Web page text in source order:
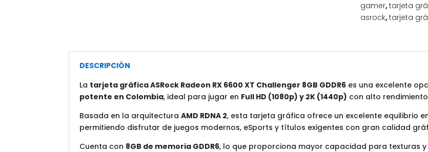
gamer,tarjeta
asrock,tarjeta
DESCRIPCIÓN
La tarjeta gráfica ASRock Radeon RX 6600 XT Challenger 8GB GDDR6 es una excelente
potente en Colombia, ideal para jugar en Full HD (1080p) y 2K (1440p) con alto
Basada en la arquitecturaAMD RDNA 2, esta tarjeta gráfica ofrece un excelente equilibrio
permitiendo disfrutar de juegos modernos, eSports y títulos exigentes con gran calidad
Cuenta con 8GB de memoria GDDR6, lo que proporciona mayor capacidad para texturas